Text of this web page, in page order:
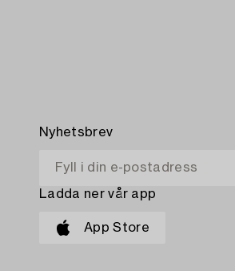
Nyhetsbrev
Ladda ner vår app
App Store